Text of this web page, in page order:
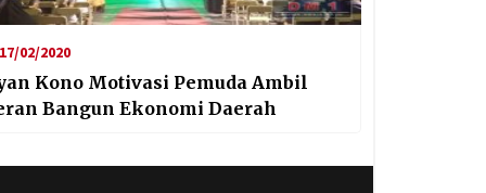
02/2020
Kono Motivasi Pemuda Ambil
Bangun Ekonomi Daerah